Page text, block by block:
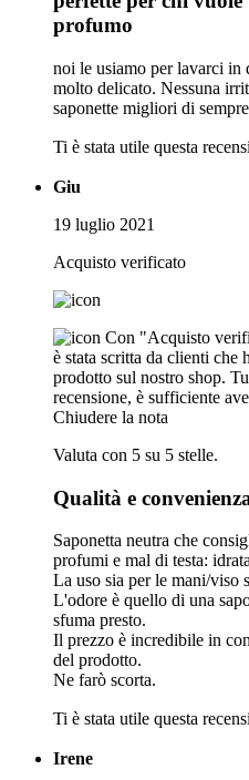
profumo
noi le usiamo per lavarci in
molto delicato. Nessuna
saponette migliori di
Ti è stata utile questa
Giu
19 luglio 2021
Acquisto verificato
Con "Acquisto
è stata scritta da clienti che
prodotto sul nostro shop.
recensione, è sufficiente
Chiudere la nota
Valuta con 5 su 5 stelle.
Qualità e
Saponetta neutra che
profumi e mal di testa:
La uso sia per le mani/viso
L'odore è quello di una
sfuma presto.
Il prezzo è incredibile in
del prodotto.
Ne farò scorta.
Ti è stata utile questa
Irene